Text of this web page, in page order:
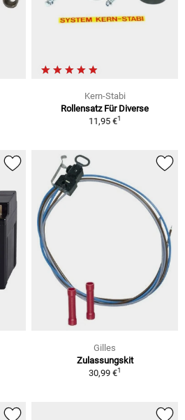
Kern-Stabi
Rollensatz Für Diverse
11,95 €1
Gilles
Zulassungskit
30,99 €1